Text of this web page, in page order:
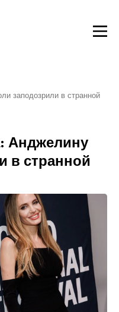
заподозрили в странной
Анджелину
в странной